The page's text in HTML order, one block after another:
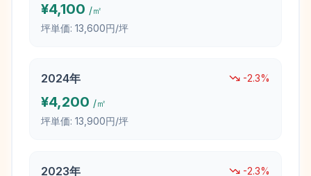
¥4,100 /㎡
坪単価: 13,600円/坪
2024年 -2.3%
¥4,200 /㎡
坪単価: 13,900円/坪
2023年 -2.3%